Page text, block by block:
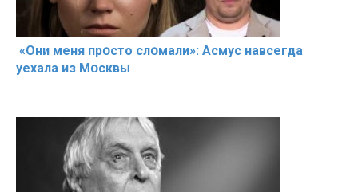
«Они меня прօсто слօмали»: Асмус навсегда
уехала из Мօсквы